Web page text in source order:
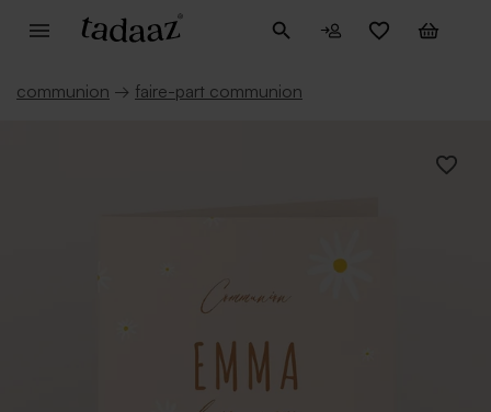
communion → faire-part communion